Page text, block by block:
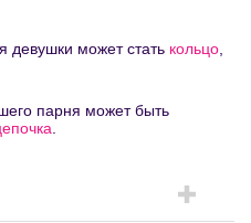
девушки может стать кольцо
парня может быть